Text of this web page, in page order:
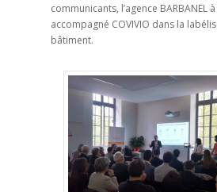
communicants, l’agence BARBANEL
accompagné COVIVIO dans la
bâtiment.